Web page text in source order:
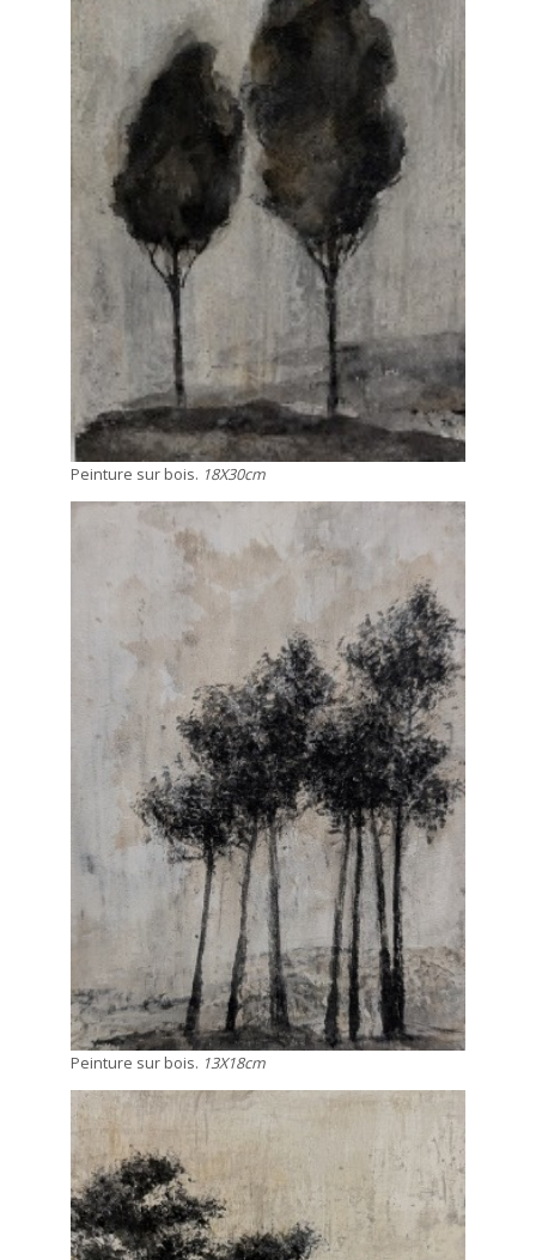
Peinture sur bois. 18X30cm
Peinture sur bois. 13X18cm